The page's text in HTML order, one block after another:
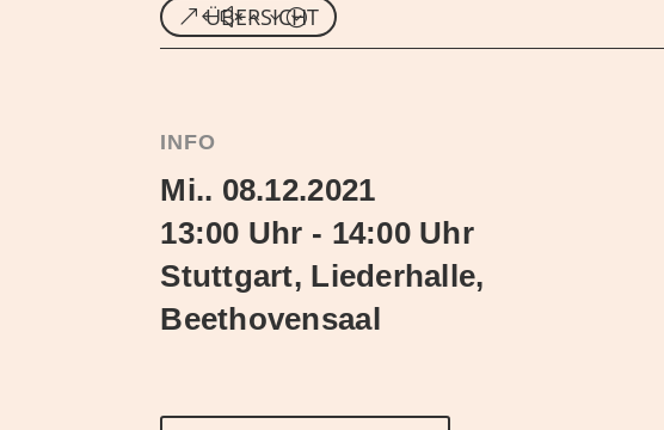
ÜBERSICHT
INFO
Mi.. 08.12.2021
13:00 Uhr - 14:00 Uhr
Stuttgart, Liederhalle,
Beethovensaal